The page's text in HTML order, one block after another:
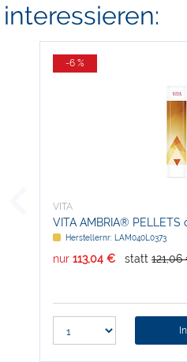
interessieren:
-6 %
VITA
VITA AMBRIA®
Herstellernr: LAM040L0373
nur 113,04 € statt 121,06